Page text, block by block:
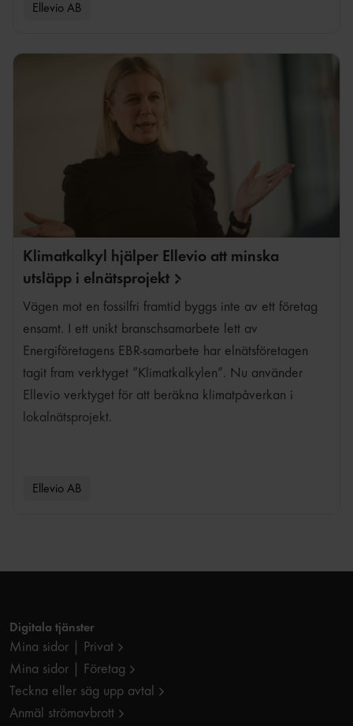
Ellevio AB
Fredrik Karlsson
Klimatkalkyl hjälper Ellevio att minska
utsläpp i elnätsprojekt
Vägen mot en fossilfri framtid byggs inte av ett företag
ensamt. I ett unikt branschsamarbete lett av
Energiföretagens EBR-samarbete har elnätsföretagen
tagit fram verktyget ”Klimatkalkylen”. Nu använder
Ellevio verktyget för att beräkna klimatpåverkan i
lokalnätsprojekt.
Ellevio AB
Digitala tjänster
Mina sidor | Privat
Mina sidor | Företag
Teckna eller säg upp avtal
Anmäl strömavbrott